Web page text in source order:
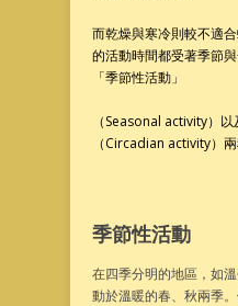
而乾燥與寒冷則較不適
的活動時間都受著季節
「季節性活動」
（Seasonal activity）以
（Circadian activity）兩
季節性活動
在四季分明的地區，如
動於溫暖的春、秋兩季